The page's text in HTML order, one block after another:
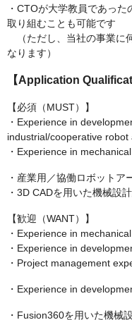
・CTOが大学教員であっ
取り組むことも可能です
（ただし、当社の事業に
なります）
【Application
【必須（MUST）】
・Experience in
industrial/cooperative robot
・Experience in
・産業用／協働ロボット
・3D CADを用いた機械設
【歓迎（WANT）】
・Experience in
・Experience in
・Project management
・Experience in
・Fusion360を用いた機械